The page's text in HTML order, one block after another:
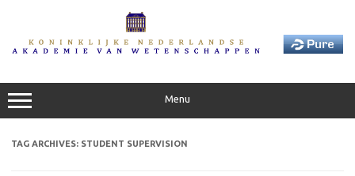
Menu
TAG ARCHIVES: STUDENT SUPERVISION